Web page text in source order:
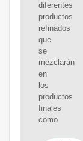
diferentes
productos
refinados
que
se
mezclarán
en
los
productos
finales
como